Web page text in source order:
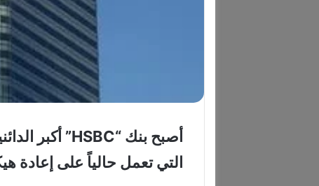
التي تعمل حالياً على إعادة